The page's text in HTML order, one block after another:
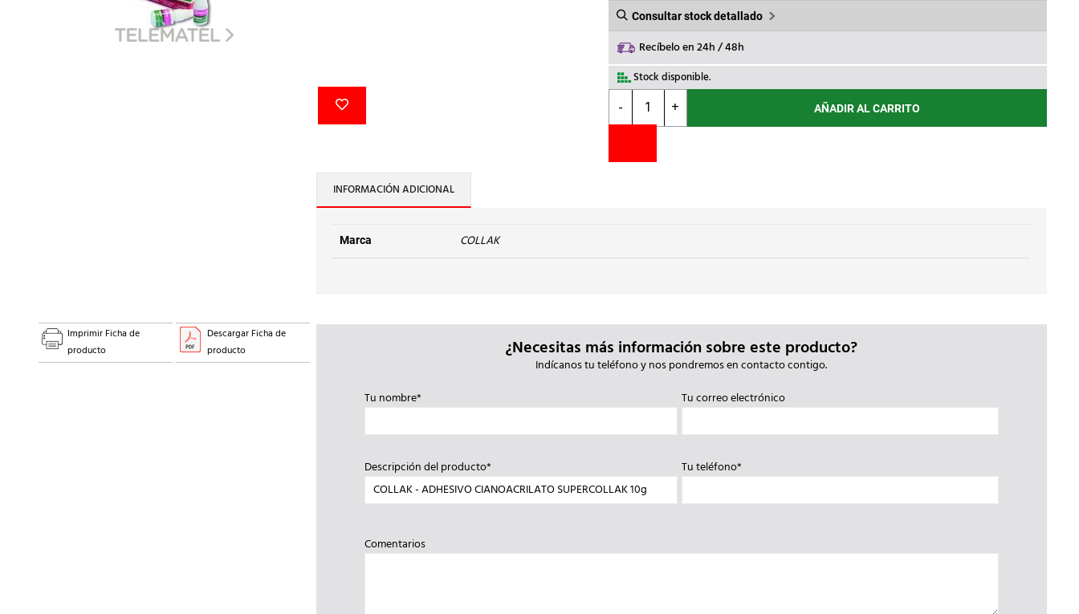
Consultar stock detallado
Recíbelo en 24h / 48h
Stock disponible.
-
COLLAK
ADHESIVO
SUPERCOLLAK
+ AÑADIR AL CARRITO
INFORMACIÓN ADICIONAL
Marca COLLAK
Imprimir Ficha de
producto
Descargar Ficha de
producto
¿Necesitas más información sobre este producto?
Indícanos tu teléfono y nos pondremos en contacto contigo.
Tu nombre*
Tu correo electrónico
Descripción del producto* Tu teléfono*
Comentarios